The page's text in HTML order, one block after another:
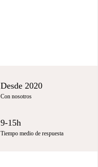
Desde 2020
Con nosotros
9-15h
Tiempo medio de respuesta